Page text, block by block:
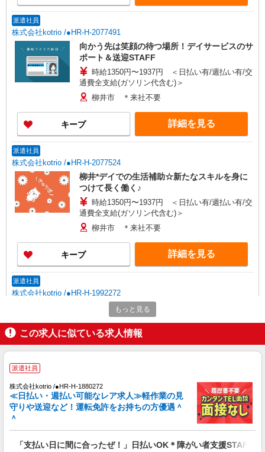
派遣社員
株式会社kotrio /●HR-H-2077491
向かう先は笑顔の待つ場所！デイサービスのサ
ポート＆送迎STAFF
時給1350円〜1937円 ＜日払い有/週払い有/交
通費全支給(ガソリン代含む)＞
柳井市 ＊来社不要
キープ 詳細を見る
派遣社員
株式会社kotrio /●HR-H-2077524
柳井*デイでの生活補助☆新たなスキルを身に
つけて長く働く♪
時給1350円〜1937円 ＜日払い有/週払い有/交
通費全支給(ガソリン代含む)＞
柳井市 ＊来社不要
キープ 詳細を見る
派遣社員
株式会社kotrio /●HR-H-1992272
柳井駅⇒需要のある福祉業界で介護デビュー＊
資格支援あり
時給1350円〜1937円 ＜日払い有/週払い有/交
通費全支給(ガソリン代含む)＞
キープ 詳細を見る
派遣社員
サポート！
もっと見る
この求人に似ている求人情報
派遣社員
株式会社kotrio /●HR-H-1880272
≪日払い・週払い可能なレア求人≫軽作業の見
守りや送迎など！運転免許をお持ちの方優遇＾
＾
「支払い日に間に合ったぜ！」日払いOK＊障がい者支援STAFF